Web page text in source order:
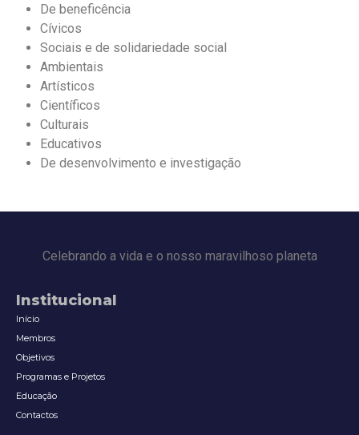
De beneficência
Cívicos
Sociais e de solidariedade social
Ambientais
Artísticos
Científicos
Culturais
Educativos
De desenvolvimento e investigação
Celebrando a vida e o nosso maravilhoso planeta
Institucional
Início
Membros
Objetivos
Programas e Projetos
Educação
Contactos